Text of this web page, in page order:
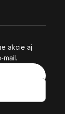
akcie aj